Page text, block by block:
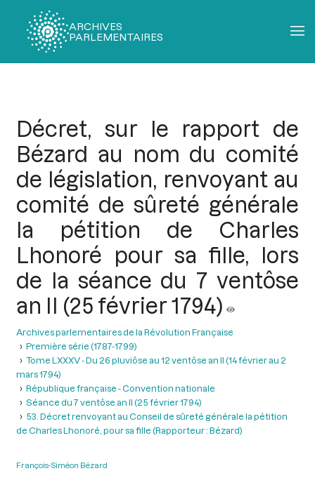
ARCHIVES
PARLEMENTAIRES
Décret, sur le rapport de
Bézard au nom du comité
de législation, renvoyant au
comité de sûreté générale
la pétition de Charles
Lhonoré pour sa fille, lors
de la séance du 7 ventôse
an II (25 février 1794)
Archives parlementaires de la Révolution Française
Première série (1787-1799)
Tome LXXXV - Du 26 pluviôse au 12 ventôse an II (14 février au 2
mars 1794)
République française - Convention nationale
Séance du 7 ventôse an II (25 février 1794)
53. Décret renvoyant au Conseil de sûreté générale la pétition
de Charles Lhonoré, pour sa fille (Rapporteur : Bézard)
François-Siméon Bézard